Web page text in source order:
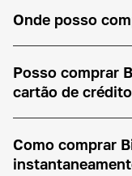
Onde posso
Posso comprar
cartão de
Como comprar